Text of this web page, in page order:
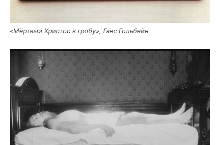
«Мёрт­вый Хри­стос в гро­бу», Ганс Гольбейн